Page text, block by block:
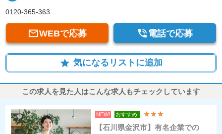
0120-365-363
WEBで応募  電話で応募
star 気になるリストに追加
この求人を見た人はこんな求人もチェックしています
NEW! おすすめ! ★★★
【石川県金沢市】有名企業での